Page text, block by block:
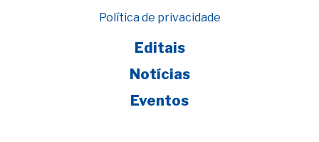
Política de privacidade
Editais
Notícias
Eventos